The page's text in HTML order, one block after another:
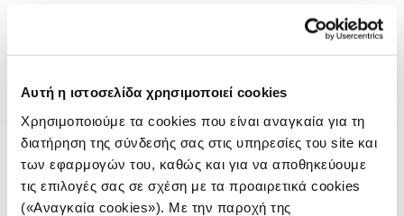
Αυτή η ιστοσελίδα χρησιμοποιεί cookies
Χρησιμοποιούμε τα cookies που είναι αναγκαία για τη
διατήρηση της σύνδεσής σας στις υπηρεσίες του site και
των εφαρμογών του, καθώς και για να αποθηκεύουμε
τις επιλογές σας σε σχέση με τα προαιρετικά cookies
(«Αναγκαία cookies»). Με την παροχή της
Σε περιόδους κρίσης, τα μέσα κοινωνικής δικτύωσης
κατακλύζονται από εικόνες, βίντεο και τολμηρούς